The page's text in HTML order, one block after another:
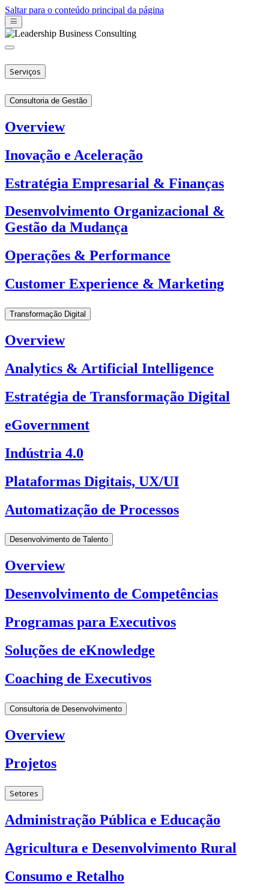
Saltar para o conteúdo principal da página
Serviços
Consultoria de Gestão
Overview
Inovação e Aceleração
Estratégia Empresarial & Finanças
Desenvolvimento Organizacional &
Gestão da Mudança
Operações & Performance
Customer Experience & Marketing
Transformação Digital
Overview
Analytics & Artificial Intelligence
Estratégia de Transformação Digital
eGovernment
Indústria 4.0
Plataformas Digitais, UX/UI
Automatização de Processos
Desenvolvimento de Talento
Overview
Desenvolvimento de Competências
Programas para Executivos
Soluções de eKnowledge
Coaching de Executivos
Consultoria de Desenvolvimento
Overview
Projetos
Setores
Administração Pública e Educação
Agricultura e Desenvolvimento Rural
Consumo e Retalho